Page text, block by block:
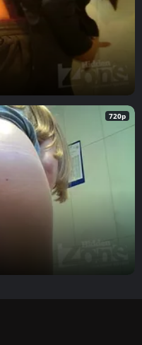
720p